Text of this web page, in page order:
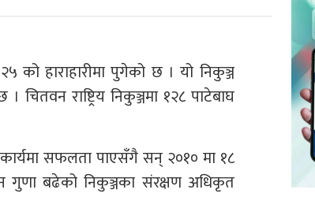
को हाराहारीमा पुगेको छ । यो निकुञ्ज
चितवन राष्ट्रिय निकुञ्जमा १२८ पाटेबाघ
सफलता पाएसँगै सन् २०१० मा १८
गुणा बढेको निकुञ्जका संरक्षण अधिकृत